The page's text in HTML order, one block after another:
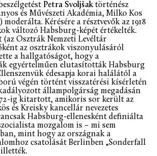
Petra Svoljšaktörténész
és Művészeti Akadémia, Milko Kos
Kérésére a résztvevők az 1918
változó Habsburg-képét értékelték.
(az Osztrák Nemzeti Levéltár
az osztrákok viszonyulásáról
a hallgatóságot, hogy a
egyértelműen elutasították Habsburg
édesapja korai halálától a
végén történt visszatérési kísérletén
állampolgárság megadásán
ig kitartott, amikoris sor került az
és Kreisky kancellár nevezetes
Habsburg-ellenesként definiálta
mozgalom is – mi sem
mint hogy az országnak a
csatolását Berlinben „Sonderfall
illették.